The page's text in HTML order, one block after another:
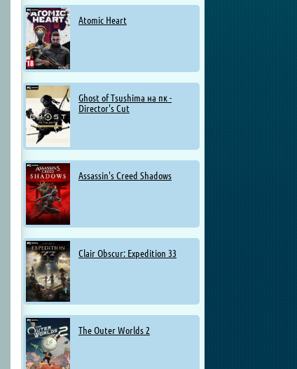
Atomic Heart
Ghost of Tsushima на пк -
Director's Cut
Assassin's Creed Shadows
Clair Obscur: Expedition 33
The Outer Worlds 2